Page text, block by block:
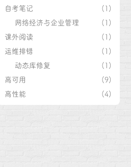
自考笔记
(1)
网络经济与企业管理
(1)
课外阅读
(1)
运维排错
(1)
动态库修复
(1)
高可用
(9)
高性能
(4)